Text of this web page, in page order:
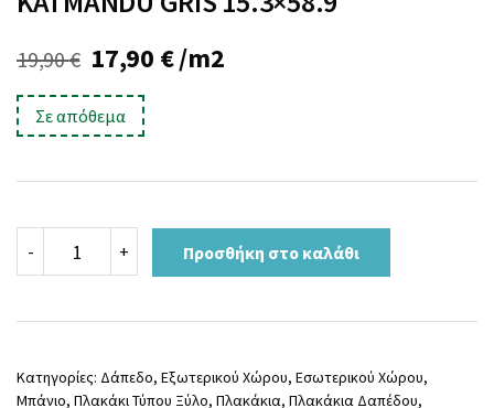
19,90€ Original
price
was:
19,90 €.
17,90 €Η
είναι:
/m2
Σε απόθεμα
-
GRIS
15.3x58.9
+ Προσθήκη στο καλάθι
Κατηγορίες: Δάπεδο, Εξωτερικού Χώρου, Εσωτερικού Χώρου,
Μπάνιο, Πλακάκι Τύπου Ξύλο, Πλακάκια, Πλακάκια Δαπέδου,